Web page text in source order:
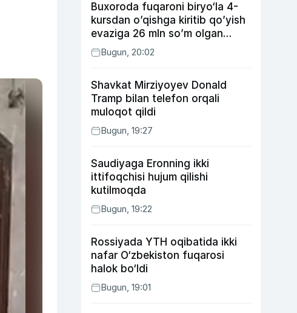
Buxoroda fuqaroni biryo‘la 4-
kursdan o’qishga kiritib qo’yish
evaziga 26 mln so’m olgan
shaxs ushlandi
Bugun, 20:02
Shavkat Mirziyoyev Donald
Tramp bilan telefon orqali
muloqot qildi
Bugun, 19:27
Saudiyaga Eronning ikki
ittifoqchisi hujum qilishi
kutilmoqda
Bugun, 19:22
Rossiyada YTH oqibatida ikki
nafar O‘zbekiston fuqarosi
halok bo‘ldi
Bugun, 19:01